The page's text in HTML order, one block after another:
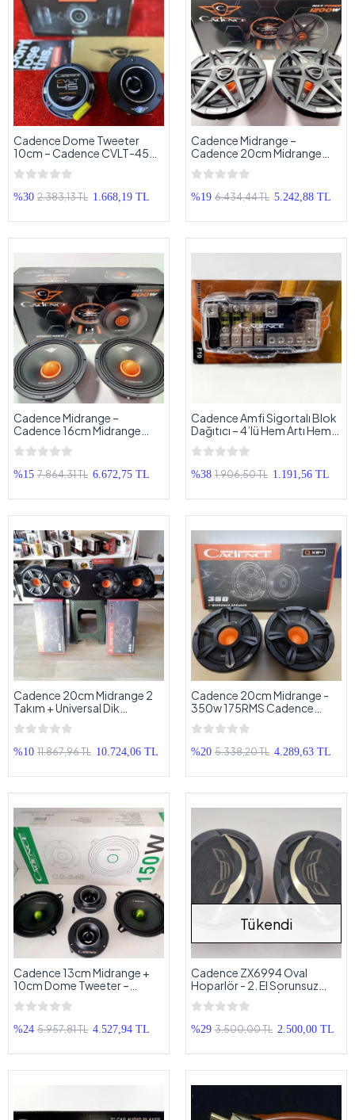
Cadence Dome Tweeter
10cm – Cadence CVLT-45
200w 100RMS 10cm Dome
Tiz
%30 2.383,13 TL 1.668,19 TL
Cadence Midrange –
Cadence 20cm Midrange
Hoparlör – Cadence XPRO-
M85 1200w Midrange
%19 6.434,44 TL 5.242,88 TL
Cadence Midrange –
Cadence 16cm Midrange
Hoparlör – Cadence XPRO-
M65 900w Midrange
%15 7.864,31 TL 6.672,75 TL
Cadence Amfi Sigortalı Blok
Dağıtıcı – 4’lü Hem Artı Hem
Şase Kablo Dağıtıcı Blok
%38 1.906,50 TL 1.191,56 TL
Cadence 20cm Midrange 2
Takım + Universal Dik
Pandizot - Kalite Arayanlara
%10 11.867,96 TL 10.724,06 TL
Cadence 20cm Midrange -
350w 175RMS Cadence
Tweeterli Midrange 20cm
%20 5.338,20 TL 4.289,63 TL
Cadence 13cm Midrange +
10cm Dome Tweeter –
Cadence Mid Takımı CS-540
%24 5.957,81 TL 4.527,94 TL
Tükendi
Cadence ZX6994 Oval
Hoparlör - 2. El Sorunsuz
Kayık Hoparlör - İkinci El Oval
Hoparlör
%29 3.500,00 TL 2.500,00 TL